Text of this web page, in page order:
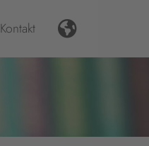
Kontakt